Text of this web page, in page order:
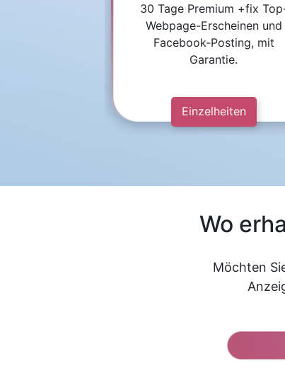
30 Tage Premium +fix
Webpage-Erscheinen und
Facebook-Posting, mit
Garantie.
Einzelheiten
Wo
Möchten